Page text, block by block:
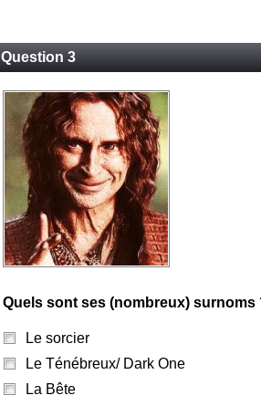
Question 3
Quels sont ses (nombreux) surnoms
Le sorcier
Le Ténébreux/ Dark One
La Bête